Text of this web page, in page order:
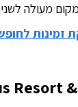
מעולה
זמינות
Resort